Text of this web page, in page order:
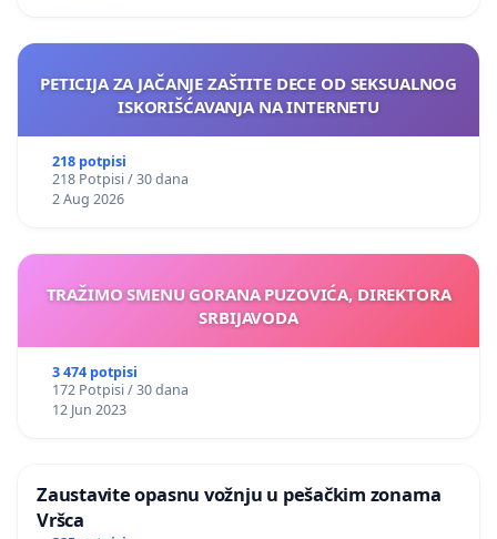
PETICIJA ZA JAČANJE ZAŠTITE DECE OD SEKSUALNOG
ISKORIŠĆAVANJA NA INTERNETU
218 potpisi
218 Potpisi / 30 dana
2 Aug 2026
TRAŽIMO SMENU GORANA PUZOVIĆA, DIREKTORA
SRBIJAVODA
3 474 potpisi
172 Potpisi / 30 dana
12 Jun 2023
Zaustavite opasnu vožnju u pešačkim zonama
Vršca